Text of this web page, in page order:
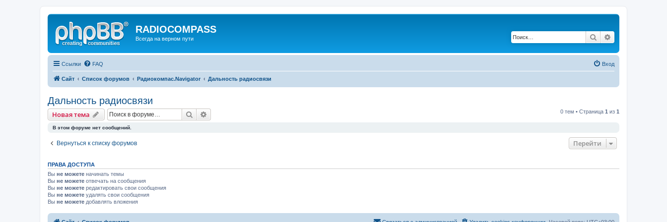
RADIOCOMPASS
Всегда на верном пути Поиск
Ссылки FAQ Вход
Сайт Список форумов Радиокомпас.Navigator Дальность радиосвязи
Дальность радиосвязи
Новая тема Поиск 0 тем • Страница 1 из 1
В этом форуме нет сообщений.
Вернуться к списку форумов Перейти
ПРАВА ДОСТУПА
Вы не можете начинать темы
Вы не можете отвечать на сообщения
Вы не можете редактировать свои сообщения
Вы не можете удалять свои сообщения
Вы не можете добавлять вложения